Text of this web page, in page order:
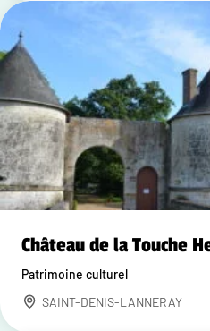
Château de la Touche
Patrimoine culturel
SAINT-DENIS-LANNERAY